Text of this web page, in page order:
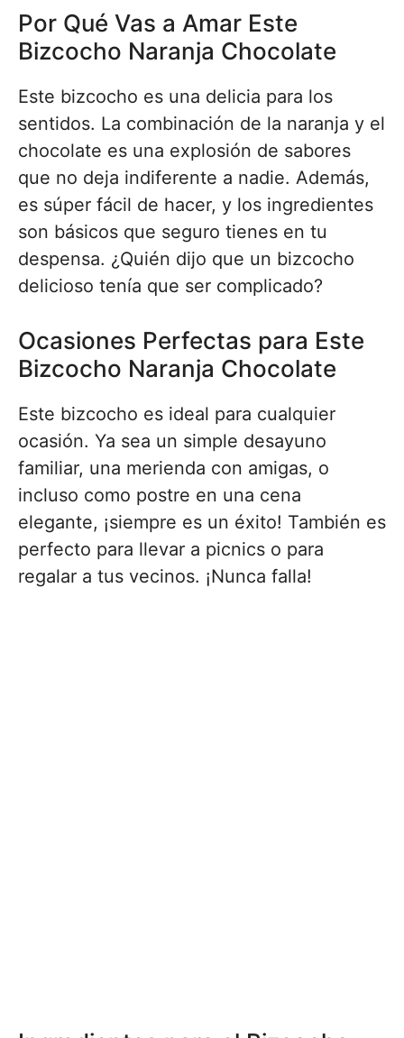
Por Qué Vas a Amar Este
Bizcocho Naranja Chocolate
Este bizcocho es una delicia para los
sentidos. La combinación de la naranja y el
chocolate es una explosión de sabores
que no deja indiferente a nadie. Además,
es súper fácil de hacer, y los ingredientes
son básicos que seguro tienes en tu
despensa. ¿Quién dijo que un bizcocho
delicioso tenía que ser complicado?
Ocasiones Perfectas para Este
Bizcocho Naranja Chocolate
Este bizcocho es ideal para cualquier
ocasión. Ya sea un simple desayuno
familiar, una merienda con amigas, o
incluso como postre en una cena
elegante, ¡siempre es un éxito! También es
perfecto para llevar a picnics o para
regalar a tus vecinos. ¡Nunca falla!